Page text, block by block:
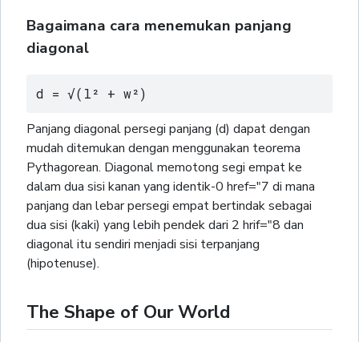
Bagaimana cara menemukan panjang
diagonal
d = √(l² + w²)
Panjang diagonal persegi panjang (d) dapat dengan
mudah ditemukan dengan menggunakan teorema
Pythagorean. Diagonal memotong segi empat ke
dalam dua sisi kanan yang identik-0 href="7 di mana
panjang dan lebar persegi empat bertindak sebagai
dua sisi (kaki) yang lebih pendek dari 2 hrif="8 dan
diagonal itu sendiri menjadi sisi terpanjang
(hipotenuse).
The Shape of Our World